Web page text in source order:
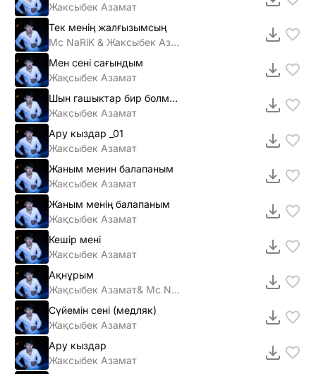
Жаксыбек Азамат
Тек менің жалғызымсың
Mc NaRiK & Жаксыбек Азамат
Мен сені сағындым
Жақсыбек Азамат
Шын гашыктар бир болмайды
Жаксыбек Азамат
Ару кыздар _01
Жаксыбек Азамат
Жаным менин балапаным
Жаксыбек Азамат
Жаным менің балапаным
Жақсыбек Азамат
Кешiр менi
Жаксыбек Азамат
Ақнұрым
Жақсыбек Азамат& Mc NaRiK
Сүйемін сені (медляк)
Жақсыбек Азамат
Ару кыздар
Жаксыбек Азамат